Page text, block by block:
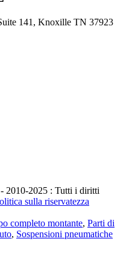
141, Knoxille TN 37923
2010-2025 : Tutti i diritti
sulla riservatezza
completo montante, Parti di
, Sospensioni pneumatiche